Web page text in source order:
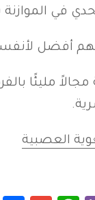
في
لفهم أفضل
مجالاً
العصبية